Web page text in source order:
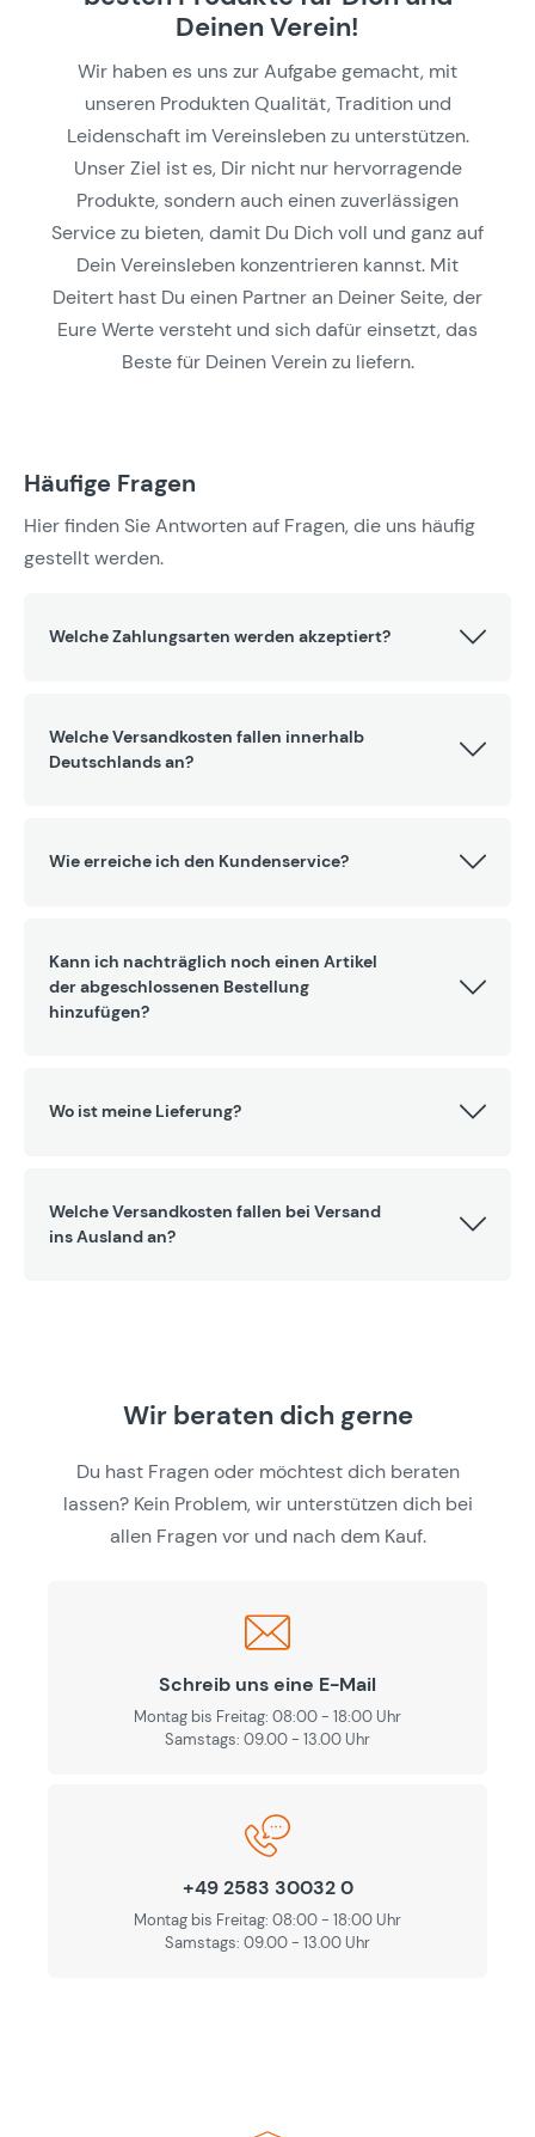
Deinen Verein!
Wir haben es uns zur Aufgabe gemacht, mit
unseren Produkten Qualität, Tradition und
Leidenschaft im Vereinsleben zu unterstützen.
Unser Ziel ist es, Dir nicht nur hervorragende
Produkte, sondern auch einen zuverlässigen
Service zu bieten, damit Du Dich voll und ganz auf
Dein Vereinsleben konzentrieren kannst. Mit
Deitert hast Du einen Partner an Deiner Seite, der
Eure Werte versteht und sich dafür einsetzt, das
Beste für Deinen Verein zu liefern.
Häufige Fragen
Hier finden Sie Antworten auf Fragen, die uns häufig
gestellt werden.
Welche Zahlungsarten werden akzeptiert?
Welche Versandkosten fallen innerhalb
Deutschlands an?
Wie erreiche ich den Kundenservice?
Kann ich nachträglich noch einen Artikel
der abgeschlossenen Bestellung
hinzufügen?
Wo ist meine Lieferung?
Welche Versandkosten fallen bei Versand
ins Ausland an?
Wir beraten dich gerne
Du hast Fragen oder möchtest dich beraten
lassen? Kein Problem, wir unterstützen dich bei
allen Fragen vor und nach dem Kauf.
Schreib uns eine E-Mail
Montag bis Freitag: 08:00 - 18:00 Uhr
Samstags: 09.00 - 13.00 Uhr
+49 2583 30032 0
Montag bis Freitag: 08:00 - 18:00 Uhr
Samstags: 09.00 - 13.00 Uhr